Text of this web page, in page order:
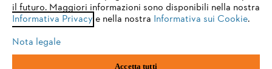
Andreas STIHL S.p.A. - Viale delle Industrie, 15
20040 Cambiago (MI)
Email:info@stihl.it
firefox chrome
safari edge
il futuro. Maggiori informazioni sono disponibili nella nostra
Informativa Privacy e nella nostra Informativa sui Cookie.
Nota legale
Accetta tutti